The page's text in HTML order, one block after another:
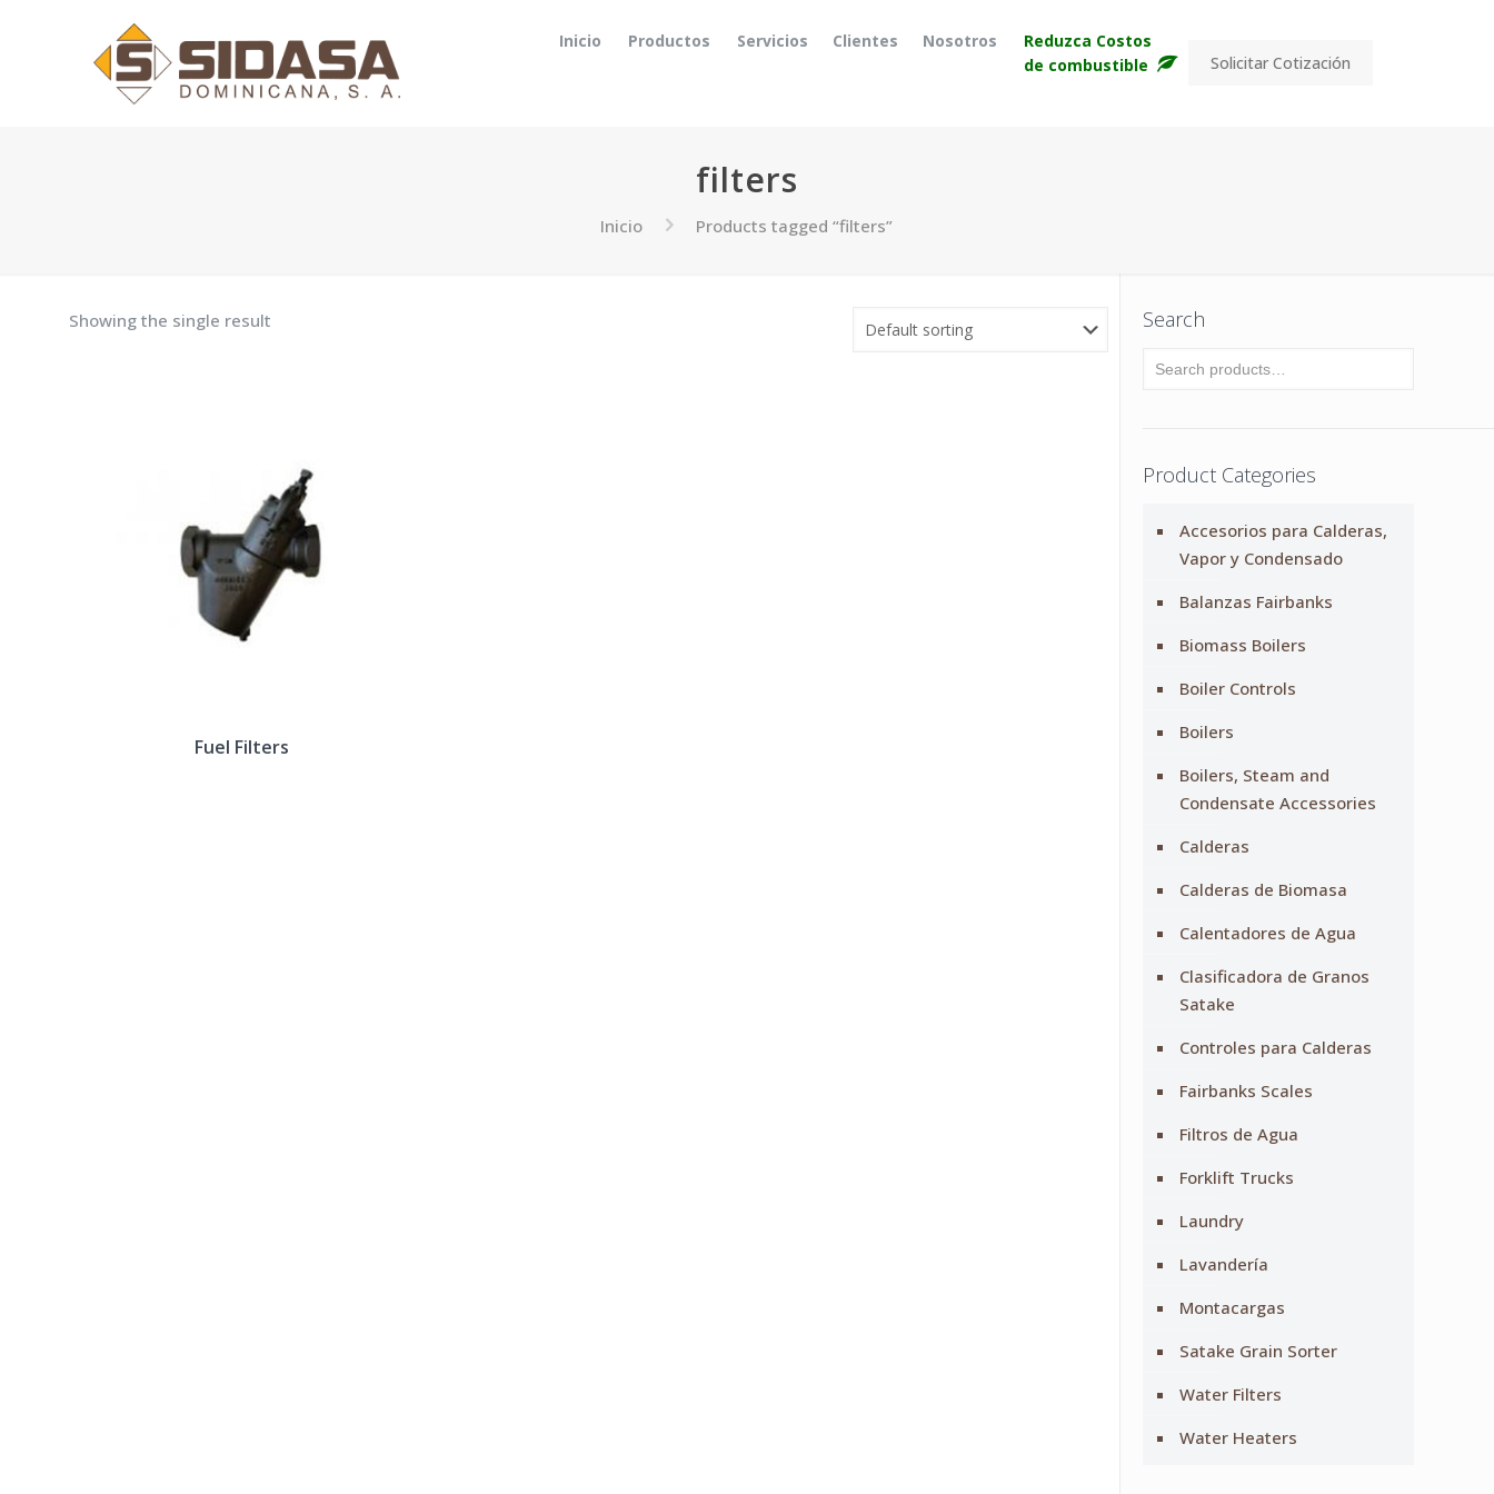
Inicio Productos Servicios Clientes Nosotros
Reduzca Costos
de combustible
Solicitar Cotización
filters
Inicio Products tagged “filters”
Showing the single result
Fuel Filters
Search
Product Categories
Accesorios para Calderas,
Vapor y Condensado
Balanzas Fairbanks
Biomass Boilers
Boiler Controls
Boilers
Boilers, Steam and
Condensate Accessories
Calderas
Calderas de Biomasa
Calentadores de Agua
Clasificadora de Granos
Satake
Controles para Calderas
Fairbanks Scales
Filtros de Agua
Forklift Trucks
Laundry
Lavandería
Montacargas
Satake Grain Sorter
Water Filters
Water Heaters